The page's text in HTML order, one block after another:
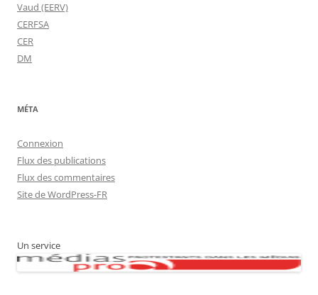
Vaud (EERV)
CERFSA
CER
DM
MÉTA
Connexion
Flux des publications
Flux des commentaires
Site de WordPress-FR
Un service